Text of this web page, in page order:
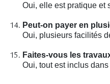
Oui, elle est pratique et
Peut-on payer en
Oui, plusieurs facilités
Faites-vous les
Oui, tout est inclus